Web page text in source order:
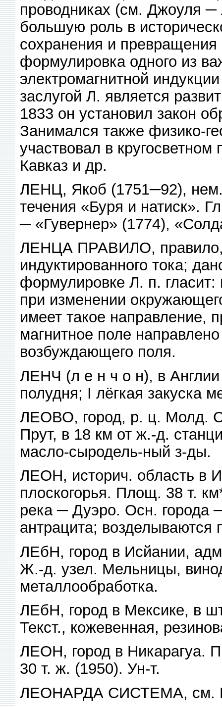
проводниках (см. Джоуля
большую роль в
сохранения и
формулировка одного из
электромагнитной
заслугой Л. является
1833 он установил закон
Занимался также физико-
участвовал в
Кавказ и др.
ЛЕНЦ, Якоб (1751─92), нем.
течения «Буря и натиск».
─ «Гувернер» (1774),
ЛЕНЦА ПРАВИЛО, правило,
индуктированного тока;
формулировке Л. п.
при изменении
имеет такое направление,
магнитное поле
возбуждающего поля.
ЛЕНЧ (л е н ч о н), в
полудня; I лёгкая закуска
ЛЕОВО, город, р. ц. Молд.
Прут, в 18 км от ж.-д.
масло-сыродель-ный з-ды.
ЛЕОН, историч. область в
плоскогорья. Площ. 38 т.
река ─ Дуэро. Осн.
антрацита; возделываются
ЛЕбН, город в Исйании,
Ж.-д. узел. Мельницы,
металлообработка.
ЛЕбН, город в Мексике, в
Текст., кожевенная,
ЛЕОН, город в Никарагуа.
30 т. ж. (1950). Ун-т.
ЛЕОНАРДА СИСТЕМА, см.